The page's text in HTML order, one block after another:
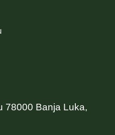
78000 Banja Luka,